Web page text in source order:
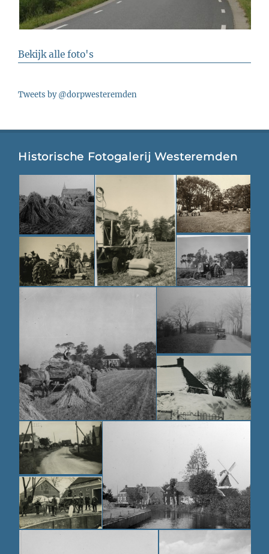
Bekijk alle foto's
Tweets by @dorpwesteremden
Historische Fotogalerij Westeremden